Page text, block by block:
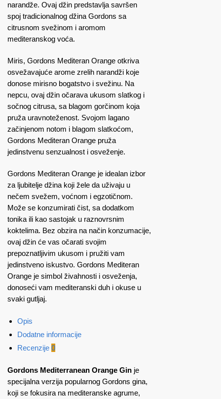
narandže. Ovaj džin predstavlja savršen
spoj tradicionalnog džina Gordons sa
citrusnom svežinom i aromom
mediteranskog voća.
Miris, Gordons Mediteran Orange otkriva
osvežavajuće arome zrelih narandži koje
donose mirisno bogatstvo i svežinu. Na
nepcu, ovaj džin očarava ukusom slatkog i
sočnog citrusa, sa blagom gorčinom koja
pruža uravnoteženost. Svojom lagano
začinjenom notom i blagom slatkoćom,
Gordons Mediteran Orange pruža
jedinstvenu senzualnost i osveženje.
Gordons Mediteran Orange je idealan izbor
za ljubitelje džina koji žele da uživaju u
nečem svežem, voćnom i egzotičnom.
Može se konzumirati čist, sa dodatkom
tonika ili kao sastojak u raznovrsnim
koktelima. Bez obzira na način konzumacije,
ovaj džin će vas očarati svojim
prepoznatljivim ukusom i pružiti vam
jedinstveno iskustvo. Gordons Mediteran
Orange je simbol živahnosti i osveženja,
donoseći vam mediteranski duh i okuse u
svaki gutljaj.
Opis
Dodatne informacije
Recenzije 0
Gordons Mediterranean Orange Gin je
specijalna verzija popularnog Gordons gina,
koji se fokusira na mediteranske agrume,